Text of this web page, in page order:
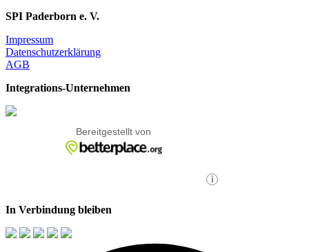
SPI Paderborn e. V.
Impressum
Datenschutzerklärung
AGB
Integrations-Unternehmen
In Verbindung bleiben